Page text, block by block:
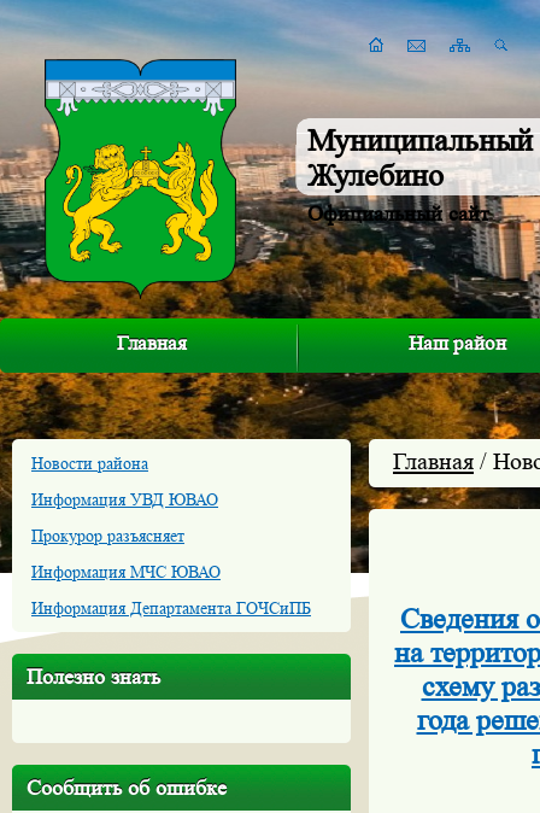
Муниципальный
Жулебино
Официальный сайт
Главная Наш район
Новости района
Информация УВД ЮВАО
Прокурор разъясняет
Информация МЧС ЮВАО
Информация Департамента ГОЧСиПБ
Полезно знать
Сообщить об ошибке
Главная /
Сведения
на
схему
года